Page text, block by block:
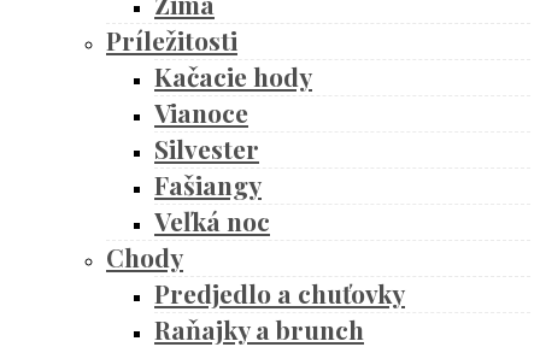
Príležitosti
Kačacie hody
Vianoce
Silvester
Fašiangy
Veľká noc
Chody
Predjedlo a chuťovky
Raňajky a brunch